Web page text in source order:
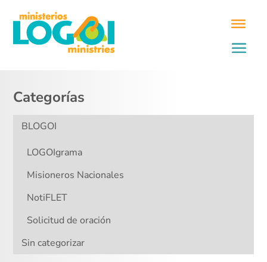
Categorías
BLOGOI
LOGOIgrama
Misioneros Nacionales
NotiFLET
Solicitud de oración
Sin categorizar